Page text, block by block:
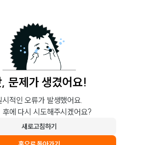
문제가 생겼어요!
시적인 오류가 발생했어요.
후에 다시 시도해주시겠어요?
새로고침하기